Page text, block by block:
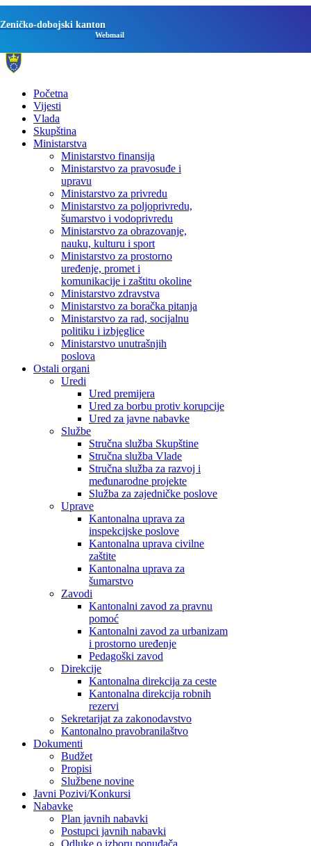
Zeničko-dobojski kanton
Webmail
Početna
Vijesti
Vlada
Skupština
Ministarstva
Ministarstvo finansija
Ministarstvo za pravosuđe i
upravu
Ministarstvo za privredu
Ministarstvo za poljoprivredu,
šumarstvo i vodoprivredu
Ministarstvo za obrazovanje,
nauku, kulturu i sport
Ministarstvo za prostorno
uređenje, promet i
komunikacije i zaštitu okoline
Ministarstvo zdravstva
Ministarstvo za boračka pitanja
Ministarstvo za rad, socijalnu
politiku i izbjeglice
Ministarstvo unutrašnjih
poslova
Ostali organi
Uredi
Ured premijera
Ured za borbu protiv korupcije
Ured za javne nabavke
Službe
Stručna služba Skupštine
Stručna služba Vlade
Stručna služba za razvoj i
međunarodne projekte
Služba za zajedničke poslove
Uprave
Kantonalna uprava za
inspekcijske poslove
Kantonalna uprava civilne
zaštite
Kantonalna uprava za
šumarstvo
Zavodi
Kantonalni zavod za pravnu
pomoć
Kantonalni zavod za urbanizam
i prostorno uređenje
Pedagoški zavod
Direkcije
Kantonalna direkcija za ceste
Kantonalna direkcija robnih
rezervi
Sekretarijat za zakonodavstvo
Kantonalno pravobranilaštvo
Dokumenti
Budžet
Propisi
Službene novine
Javni Pozivi/Konkursi
Nabavke
Plan javnih nabavki
Postupci javnih nabavki
Odluke o izboru ponuđača